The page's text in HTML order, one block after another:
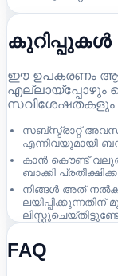
കുറിപ്പുകൾ
ഈ ഉപകരണം
എല്ലായ്പ്പോഴും
സവിശേഷതകളും
സബ്സ്ട്രാറ്റ്
എന്നിവയുമായി
കാൻ കൌണ്ട്
ബാക്കി
നിങ്ങൾ അത്
ലയിപ്പിക്കുന്നതിന്
FAQ